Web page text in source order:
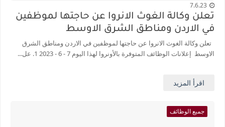
7.6.23
تعلن وكالة الغوث الانروا عن حاجتها لموظفين
في الاردن ومناطق الشرق الاوسط
تعلن وكالة الغوث الانروا عن حاجتها لموظفين في الاردن ومناطق الشرق
الاوسط إعلانات الوظائف المتوفرة بالأونروا لهذا اليوم 7 - 6 - 2023 1. عل...
اقرأ المزيد
جميع الوظائف